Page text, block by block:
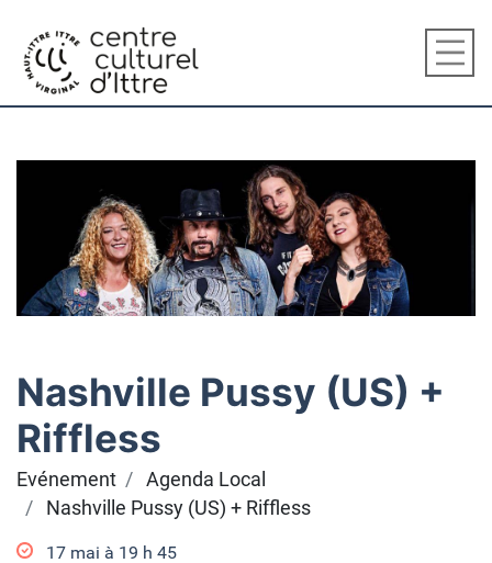
Nashville Pussy (US) +
Riffless
Evénement
Agenda Local
Nashville Pussy (US) + Riffless
17 mai à 19 h 45